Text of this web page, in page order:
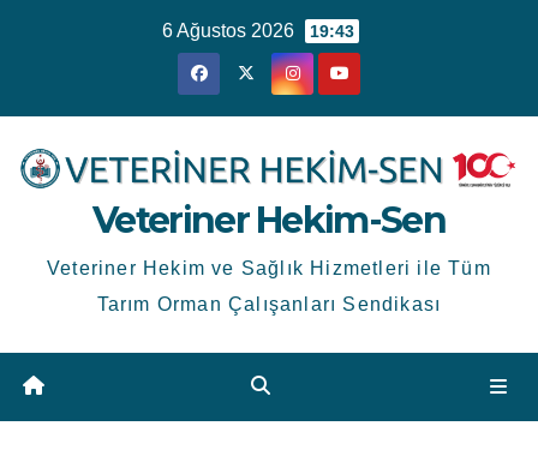
6 Ağustos 2026 19:43
Veteriner Hekim-Sen
Veteriner Hekim ve Sağlık Hizmetleri ile Tüm
Tarım Orman Çalışanları Sendikası